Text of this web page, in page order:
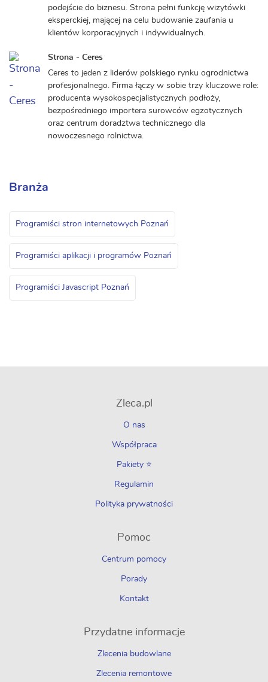
podejście do biznesu. Strona pełni funkcję wizytówki
eksperckiej, mającej na celu budowanie zaufania u
klientów korporacyjnych i indywidualnych.
Strona - Ceres
Ceres to jeden z liderów polskiego rynku ogrodnictwa
profesjonalnego. Firma łączy w sobie trzy kluczowe role:
producenta wysokospecjalistycznych podłoży,
bezpośredniego importera surowców egzotycznych
oraz centrum doradztwa technicznego dla
nowoczesnego rolnictwa.
Branża
Programiści stron internetowych Poznań
Programiści aplikacji i programów Poznań
Programiści Javascript Poznań
Zleca.pl
O nas
Współpraca
Pakiety ⭐
Regulamin
Polityka prywatności
Pomoc
Centrum pomocy
Porady
Kontakt
Przydatne informacje
Zlecenia budowlane
Zlecenia remontowe